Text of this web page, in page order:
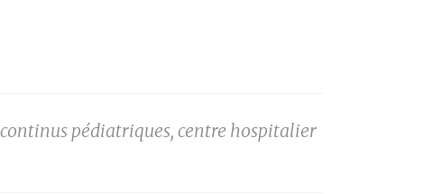
pédiatriques, centre hospitalier